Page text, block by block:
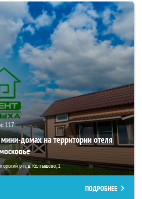
117
домах на территории отеля
р-н, д. Колтышево, 1
ПОДРОБНЕЕ